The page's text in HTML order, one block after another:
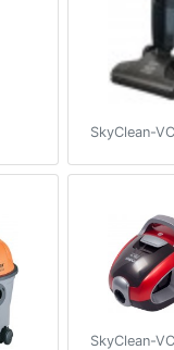
SkyClean-
SkyClean-